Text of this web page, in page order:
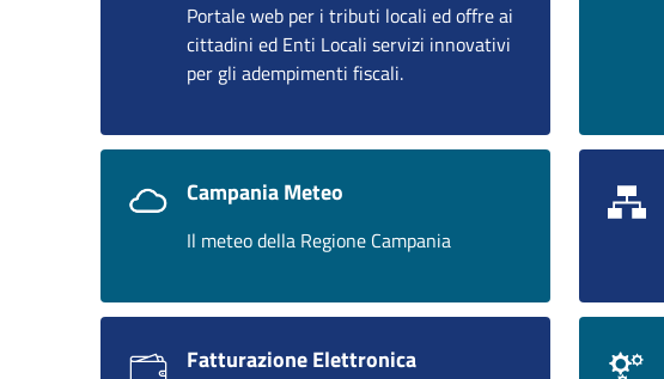
Portale web per i tributi locali ed offre ai
cittadini ed Enti Locali servizi innovativi
per gli adempimenti fiscali.
Campania Meteo
Il meteo della Regione Campania
Fatturazione Elettronica